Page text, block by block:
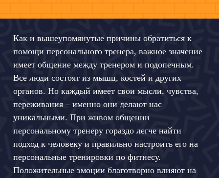
Как и вышеупомянутые причины обратиться к
помощи персонального тренера, важное значение
имеет общение между тренером и подопечным.
Все люди состоят из мышц, костей и других
органов. Но каждый имеет свои мысли, чувства,
переживания – именно они делают нас
уникальными. При живом общении
персональному тренеру гораздо легче найти
подход к человеку и правильно настроить его на
персональные тренировки по фитнесу.
Положительные эмоции благотворно влияют на